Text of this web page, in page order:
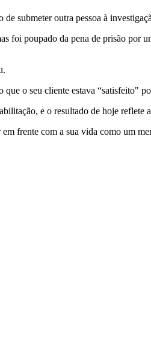
submeter outra pessoa à
foi poupado da pena de prisão
o seu cliente estava “satisfeito"
e o resultado de hoje
frente com a sua vida como um